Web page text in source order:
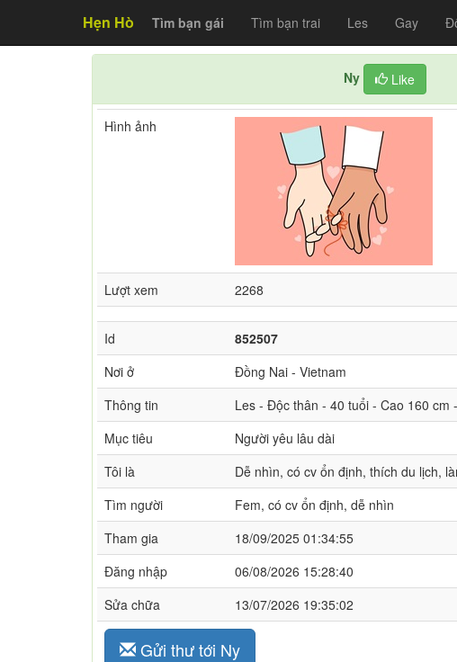
Hẹn Hò Tìm bạn gái Tìm bạn trai Les Gay
Ny Like
Hình ảnh
Lượt xem 2268
Id
852507
Nơi ở
Đồng Nai - Vietnam
Thông tin
Les - Độc thân - 40 tuổi - Cao 160 cm
Mục tiêu
Người yêu lâu dài
Tôi là
Dễ nhìn, có cv ổn định, thích du lịch,
Tìm người
Fem, có cv ổn định, dễ nhìn
Tham gia
18/09/2025 01:34:55
Đăng nhập
06/08/2026 15:28:40
Sửa chữa
13/07/2026 19:35:02
Gửi thư tới Ny